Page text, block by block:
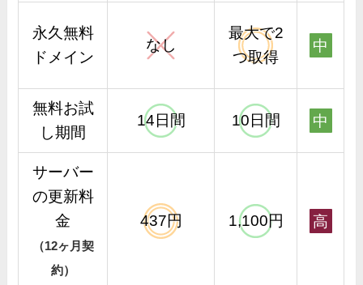
永久無料
ドメイン
なし
最大で2
つ取得
中
無料お試
し期間
14日間 10日間 中
サーバー
の更新料
金
（12ヶ月契
約）
437円 1,100円 高